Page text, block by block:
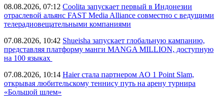
08.08.2026, 07:12 Coolita запускает первый в Индонезии
отраслевой альянс FAST Media Alliance совместно с ведущими
телерадиовещательными компаниями
07.08.2026, 10:42 Shueisha запускает глобальную кампанию,
представляя платформу манги MANGA MILLION, доступную
на 100 языках
07.08.2026, 10:14 Haier стала партнером AO 1 Point Slam,
открывая любительскому теннису путь на арену турнира
«Большой шлем»